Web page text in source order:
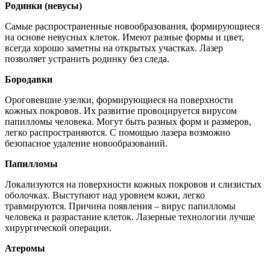
Родинки (невусы)
Самые распространенные новообразования, формирующиеся
на основе невусных клеток. Имеют разные формы и цвет,
всегда хорошо заметны на открытых участках. Лазер
позволяет устранить родинку без следа.
Бородавки
Ороговевшие узелки, формирующиеся на поверхности
кожных покровов. Их развитие провоцируется вирусом
папилломы человека. Могут быть разных форм и размеров,
легко распространяются. С помощью лазера возможно
безопасное удаление новообразований.
Папилломы
Локализуются на поверхности кожных покровов и слизистых
оболочках. Выступают над уровнем кожи, легко
травмируются. Причина появления – вирус папилломы
человека и разрастание клеток. Лазерные технологии лучше
хирургической операции.
Атеромы